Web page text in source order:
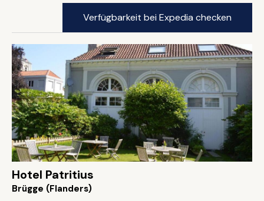
Verfügbarkeit bei Expedia checken
Hotel Patritius
Brügge (Flanders)